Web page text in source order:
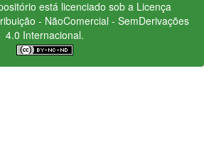
está licenciado sob a Licença
- NãoComercial - SemDerivações
4.0 Internacional.